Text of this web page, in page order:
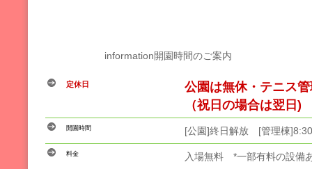
information開園時間のご案内
定休日
公園は無休・テニス
（祝日の場合は翌日)
開園時間 [公園]終日解放 [管理棟
料金 入場無料 *一部有料の設備